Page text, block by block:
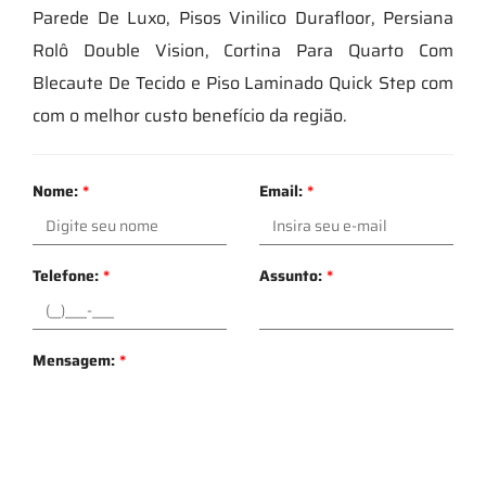
Parede De Luxo, Pisos Vinilico Durafloor, Persiana
Rolô Double Vision, Cortina Para Quarto Com
Blecaute De Tecido e Piso Laminado Quick Step com
com o melhor custo benefício da região.
Nome:* Email:*
Telefone:* Assunto:*
Mensagem:*